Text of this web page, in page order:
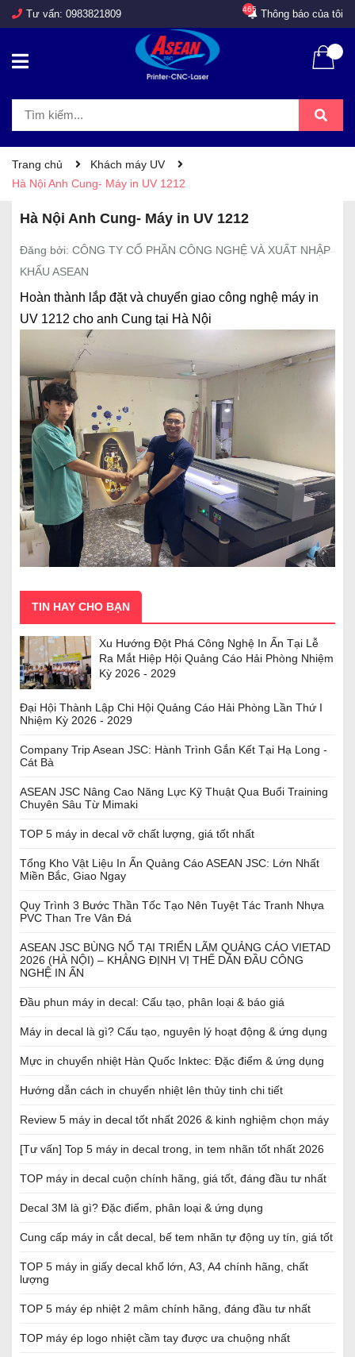
Tư vấn: 0983821809 Thông báo của tôi
465
Trang chủ
Khách máy UV
Hà Nội Anh Cung- Máy in UV 1212
Hà Nội Anh Cung- Máy in UV 1212
Đăng bởi: CÔNG TY CỔ PHẦN CÔNG NGHỆ VÀ XUẤT NHẬP
KHẨU ASEAN
Hoàn thành lắp đặt và chuyển giao công nghệ máy in
UV 1212 cho anh Cung tại Hà Nội
TIN HAY CHO BẠN
Xu Hướng Đột Phá Công Nghệ In Ấn Tại Lễ
Ra Mắt Hiệp Hội Quảng Cáo Hải Phòng Nhiệm
Kỳ 2026 - 2029
Đại Hội Thành Lập Chi Hội Quảng Cáo Hải Phòng Lần Thứ I
Nhiệm Kỳ 2026 - 2029
Company Trip Asean JSC: Hành Trình Gắn Kết Tại Hạ Long -
Cát Bà
ASEAN JSC Nâng Cao Năng Lực Kỹ Thuật Qua Buổi Training
Chuyên Sâu Từ Mimaki
TOP 5 máy in decal vỡ chất lượng, giá tốt nhất
Tổng Kho Vật Liệu In Ấn Quảng Cáo ASEAN JSC: Lớn Nhất
Miền Bắc, Giao Ngay
Quy Trình 3 Bước Thần Tốc Tạo Nên Tuyệt Tác Tranh Nhựa
PVC Than Tre Vân Đá
ASEAN JSC BÙNG NỔ TẠI TRIỂN LÃM QUẢNG CÁO VIETAD
2026 (HÀ NỘI) – KHẲNG ĐỊNH VỊ THẾ DẪN ĐẦU CÔNG
NGHỆ IN ẤN
Đầu phun máy in decal: Cấu tạo, phân loại & báo giá
Máy in decal là gì? Cấu tạo, nguyên lý hoạt động & ứng dụng
Mực in chuyển nhiệt Hàn Quốc Inktec: Đặc điểm & ứng dụng
Hướng dẫn cách in chuyển nhiệt lên thủy tinh chi tiết
Review 5 máy in decal tốt nhất 2026 & kinh nghiệm chọn máy
[Tư vấn] Top 5 máy in decal trong, in tem nhãn tốt nhất 2026
TOP máy in decal cuộn chính hãng, giá tốt, đáng đầu tư nhất
Decal 3M là gì? Đặc điểm, phân loại & ứng dụng
Cung cấp máy in cắt decal, bế tem nhãn tự động uy tín, giá tốt
TOP 5 máy in giấy decal khổ lớn, A3, A4 chính hãng, chất
lượng
TOP 5 máy ép nhiệt 2 mâm chính hãng, đáng đầu tư nhất
TOP máy ép logo nhiệt cầm tay được ưa chuộng nhất